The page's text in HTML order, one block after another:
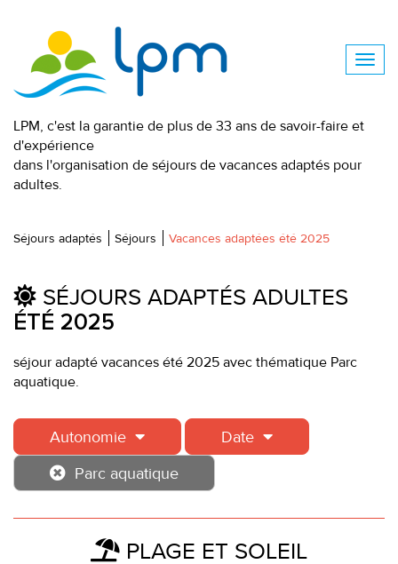
LPM, c'est la garantie de plus de 33 ans de savoir-faire et
d'expérience
dans l'organisation de séjours de vacances adaptés pour
adultes.
Séjours adaptés Séjours Vacances adaptées été 2025
SÉJOURS ADAPTÉS ADULTES
ÉTÉ 2025
séjour adapté vacances été 2025 avec thématique Parc
aquatique.
Autonomie
Date
Parc aquatique
PLAGE ET SOLEIL